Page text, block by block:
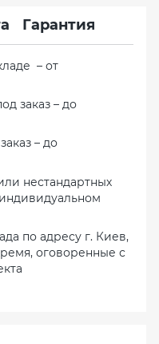
Гарантия
– от
заказ – до
– до
нестандартных
по адресу г. Киев,
оговоренные с